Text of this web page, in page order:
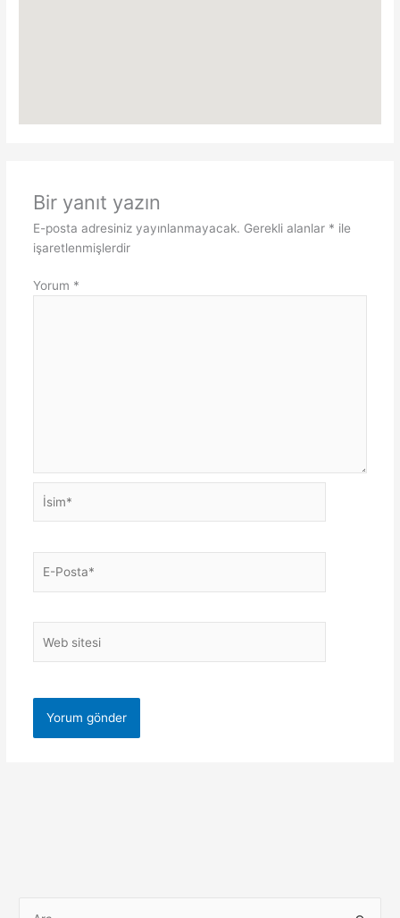
Bir yanıt yazın
E-posta adresiniz yayınlanmayacak. Gerekli alanlar * ile
işaretlenmişlerdir
Yorum *
Posta*
sitesi